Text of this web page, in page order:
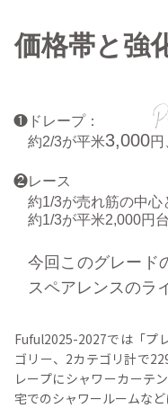
価格帯と強
❶ドレープ：
約2/3が平米3,000円
❷レース
約1/3が売れ筋の中心
約1/3が平米2,000円
今回このグレード
スペアレンスのラ
Fuful2025-2027では「プ
ゴリー、2カテゴリ計で
レープにシャワーカーテ
宅でのシャワールームなど